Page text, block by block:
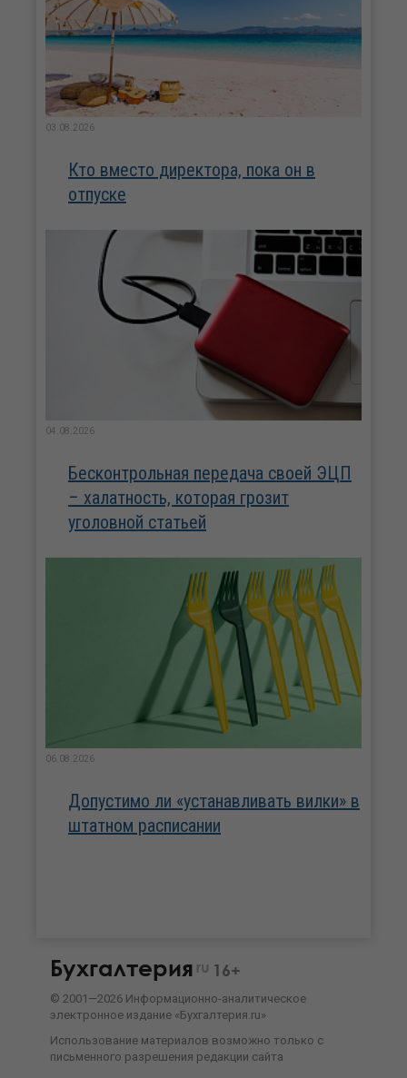
03.08.2026
Кто вместо директора, пока он в
отпуске
04.08.2026
Бесконтрольная передача своей ЭЦП
– халатность, которая грозит
уголовной статьей
06.08.2026
Допустимо ли «устанавливать вилки» в
штатном расписании
Бухгалтерия ru 16+
© 2001—2026 Информационно-аналитическое
электронное издание «Бухгалтерия.ru»
Использование материалов возможно только с
письменного разрешения редакции сайта